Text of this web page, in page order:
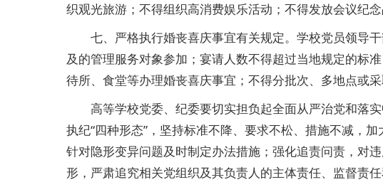
织观光旅游；不得组织高消费娱乐活动；不得发放会议纪念
七、严格执行婚丧喜庆事宜有关规定。学校党员领导干
及的管理服务对象参加；宴请人数不得超过当地规定的标
待所、食堂等办理婚丧喜庆事宜；不得分批次、多地点或
高等学校党委、纪委要切实担负起全面从严治党和落实
执纪“四种形态”，坚持标准不降、要求不松、措施不减，
针对隐形变异问题及时制定办法措施；强化追责问责，对
形，严肃追究相关党组织及其负责人的主体责任、监督责